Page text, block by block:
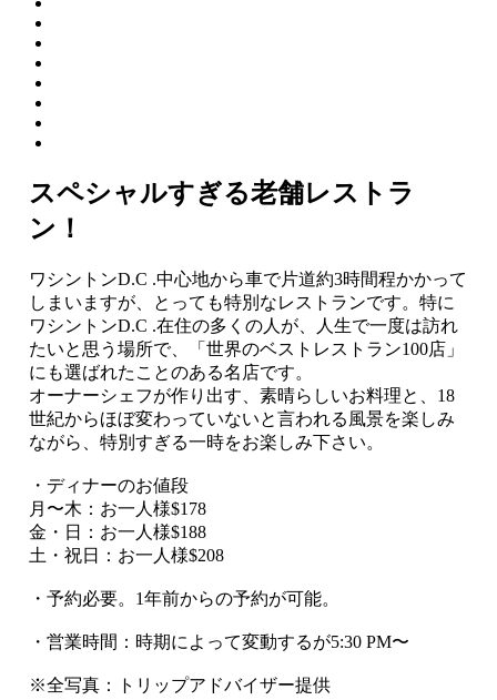
スペシャルすぎる老舗レストラ
ン！
ワシントンD.C .中心地から車で片道約3時間程かかって
しまいますが、とっても特別なレストランです。特に
ワシントンD.C .在住の多くの人が、人生で一度は訪れ
たいと思う場所で、「世界のベストレストラン100店」
にも選ばれたことのある名店です。
オーナーシェフが作り出す、素晴らしいお料理と、18
世紀からほぼ変わっていないと言われる風景を楽しみ
ながら、特別すぎる一時をお楽しみ下さい。
・ディナーのお値段
月〜木：お一人様$178
金・日：お一人様$188
土・祝日：お一人様$208
・予約必要。1年前からの予約が可能。
・営業時間：時期によって変動するが5:30 PM〜
※全写真：トリップアドバイザー提供